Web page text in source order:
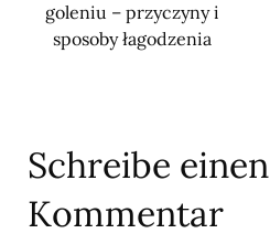
goleniu – przyczyny i
sposoby łagodzenia
Schreibe einen
Kommentar